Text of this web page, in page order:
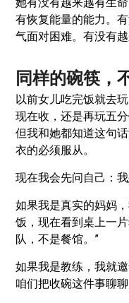
有恢复能量的能力。
气面对困难。有没有越
同样的碗筷，
以前女儿吃完饭就去
现在收，还是再玩五
但我和她都知道这句
衣的必须服从。
现在我会先问自己：
如果我是真实的妈妈
饭，现在看到桌上一
队，不是餐馆。”
如果我是教练，我就
咱们把收碗这件事聊